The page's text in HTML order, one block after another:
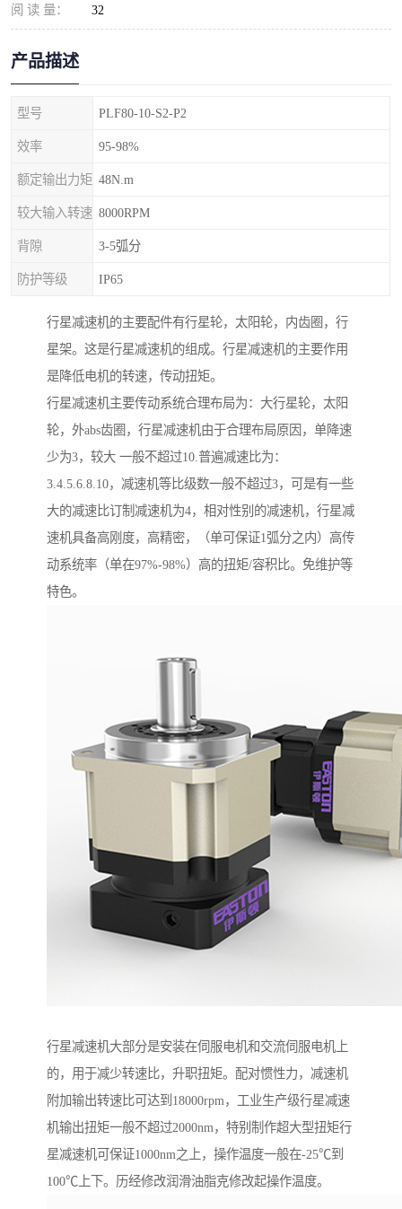
阅 读 量： 32
产品描述
型号 PLF80-10-S2-P2
效率 95-98%
额定输出力矩 48N.m
较大输入转速 8000RPM
背隙 3-5弧分
防护等级 IP65
行星减速机的主要配件有行星轮，太阳轮，内齿圈，行
星架。这是行星减速机的组成。行星减速机的主要作用
是降低电机的转速，传动扭矩。
行星减速机主要传动系统合理布局为：大行星轮，太阳
轮，外abs齿圈，行星减速机由于合理布局原因，单降速
少为3，较大 一般不超过10.普遍减速比为：
3.4.5.6.8.10，减速机等比级数一般不超过3，可是有一些
大的减速比订制减速机为4，相对性别的减速机，行星减
速机具备高刚度，高精密，（单可保证1弧分之内）高传
动系统率（单在97%-98%）高的扭矩/容积比。免维护等
特色。
行星减速机大部分是安装在伺服电机和交流伺服电机上
的，用于减少转速比，升职扭矩。配对惯性力，减速机
附加输出转速比可达到18000rpm，工业生产级行星减速
机输出扭矩一般不超过2000nm，特别制作超大型扭矩行
星减速机可保证1000nm之上，操作温度一般在-25℃到
100℃上下。历经修改润滑油脂克修改起操作温度。